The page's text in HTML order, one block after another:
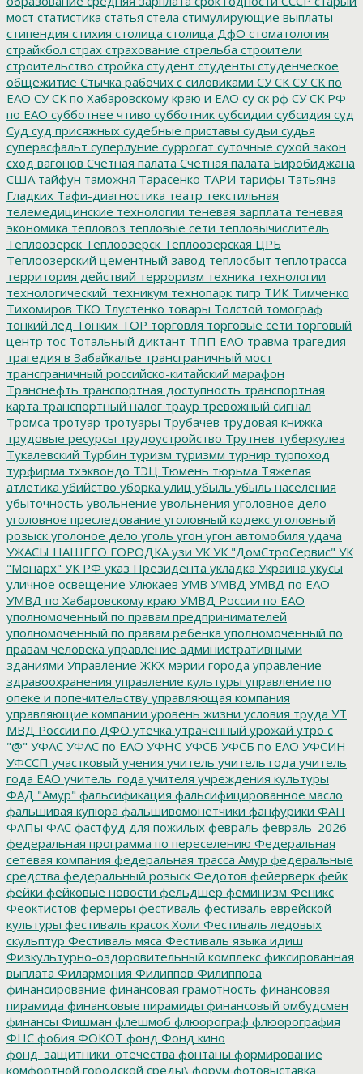
мост статистика статья стела стимулирующие выплаты
стипендия стихия столица столица ДфО стоматология
страйкбол страх страхование стрельба строители
строительство стройка студент студенты студенческое
общежитие Стычка рабочих с силовиками СУ СК СУ СК по
ЕАО СУ СК по Хабаровскому краю и ЕАО су ск рф СУ СК РФ
по ЕАО субботнее чтиво субботник субсидии субсидия суд
Суд суд присяжных судебные приставы судьи судья
суперасфальт суперлуние суррогат суточные сухой закон
сход вагонов Счетная палата Счетная палата Биробиджана
США тайфун таможня Тарасенко ТАРИ тарифы Татьяна
Гладких Тафи-диагностика театр текстильная
телемедицинские технологии теневая зарплата теневая
экономика тепловоз тепловые сети тепловычислитель
Теплоозерск Теплоозёрск Теплоозёрская ЦРБ
Теплоозерский цементный завод теплосбыт теплотрасса
территория действий терроризм техника технологии
технологический_техникум технопарк тигр ТИК Тимченко
Тихомиров ТКО Тлустенко товары Толстой томограф
тонкий лед Тонких ТОР торговля торговые сети торговый
центр тос Тотальный диктант ТПП ЕАО травма трагедия
трагедия в Забайкалье трансграничный мост
трансграничный российско-китайский марафон
Транснефть транспортная доступность транспортная
карта транспортный налог траур тревожный сигнал
Тромса тротуар тротуары Трубачев трудовая книжка
трудовые ресурсы трудоустройство Трутнев туберкулез
Тукалевский Турбин туризм туризмм турнир турпоход
турфирма тхэквондо ТЭЦ Тюмень тюрьма Тяжелая
атлетика убийство уборка улиц убыль убыль населения
убыточность увольнение увольнения уголовное дело
уголовное преследование уголовный кодекс уголовный
розыск уголоное дело уголь угон угон автомобиля удача
УЖАСЫ НАШЕГО ГОРОДКА узи УК УК "ДомСтроСервис" УК
"Монарх" УК РФ указ Президента укладка Украина укусы
уличное освещение Улюкаев УМВ УМВД УМВД по ЕАО
УМВД по Хабаровскому краю УМВД России по ЕАО
уполномоченный по правам предпринимателей
уполномоченный по правам ребенка уполномоченный по
правам человека управление административными
зданиями Управление ЖКХ мэрии города управление
здравоохранения управление культуры управление по
опеке и попечительству управляющая компания
управляющие компании уровень жизни условия труда УТ
МВД России по ДФО утечка утраченный урожай утро с
"@" УФАС УФАС по ЕАО УФНС УФСБ УФСБ по ЕАО УФСИН
УФССП участковый учения учитель учитель года учитель
года ЕАО учитель_года учителя учреждения культуры
ФАД "Амур" фальсификация фальсифицированное масло
фальшивая купюра фальшивомонетчики фанфурики ФАП
ФАПы ФАС фастфуд для пожилых февраль февраль_2026
федеральная программа по переселению Федеральная
сетевая компания федеральная трасса Амур федеральные
средства федеральный розыск Федотов фейерверк фейк
фейки фейковые новости фельдшер феминизм Феникс
Феоктистов фермеры фестиваль фестиваль еврейской
культуры фестиваль красок Холи Фестиваль ледовых
скульптур Фестиваль мяса Фестиваль языка идиш
Физкультурно-оздоровительный комплекс фиксированная
выплата Филармония Филиппов Филиппова
финансирование финансовая грамотность финансовая
пирамида финансовые пирамиды финансовый омбудсмен
финансы Фишман флешмоб флюорограф флюорография
ФНС фобия ФОКОТ фонд Фонд кино
фонд_защитники_отечества фонтаны формирование
комфортной городской среды\ форум фотовыставка